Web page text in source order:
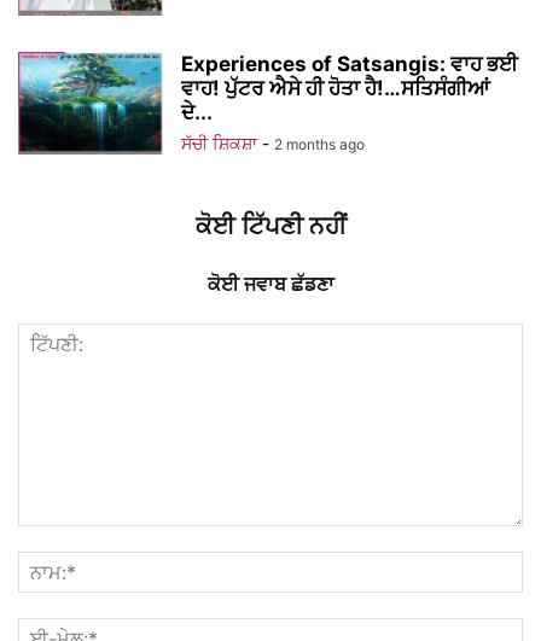
Experiences of Satsangis: ਵਾਹ ਭਈ
ਵਾਹ! ਪੁੱਟਰ ਐਸੇ ਹੀ ਹੋਤਾ ਹੈ!…ਸਤਿਸੰਗੀਆਂ
ਦੇ...
ਸੱਚੀ ਸ਼ਿਕਸ਼ਾ - 2 months ago
ਕੋਈ ਟਿੱਪਣੀ ਨਹੀਂ
ਕੋਈ ਜਵਾਬ ਛੱਡਣਾ